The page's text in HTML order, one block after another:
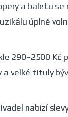
a baletu se
úplně
290–2500 Kč
a velké tituly
nabízí